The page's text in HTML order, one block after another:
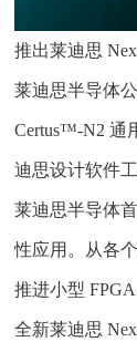
推出莱迪思
莱迪思半导体
Certus™-N2 通
迪思设计软件
莱迪思半导体
性应用。从各
推进小型
全新莱迪思